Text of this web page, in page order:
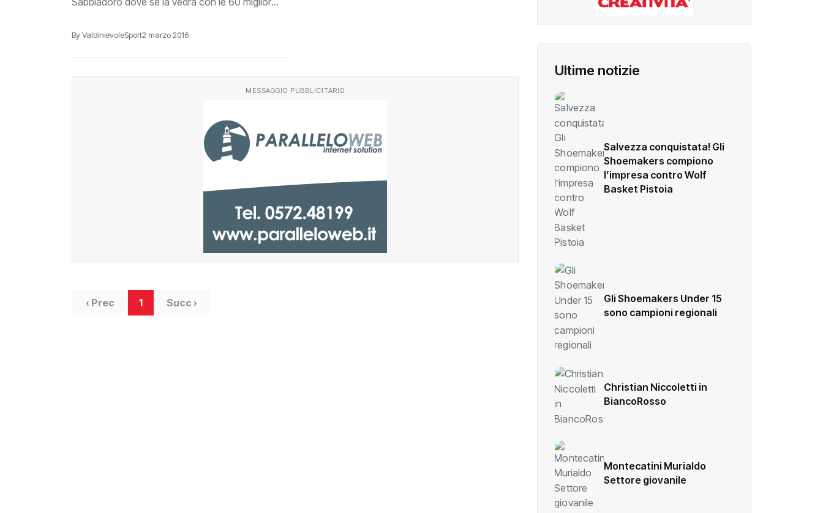
By ValdinievoleSport2 marzo 2016
MESSAGGIO PUBBLICITARIO
‹ Prec 1 Succ ›
Ultime notizie
Salvezza conquistata! Gli
Shoemakers compiono
l’impresa contro Wolf
Basket Pistoia
Gli Shoemakers Under 15
sono campioni regionali
Christian Niccoletti in
BiancoRosso
Montecatini Murialdo
Settore giovanile